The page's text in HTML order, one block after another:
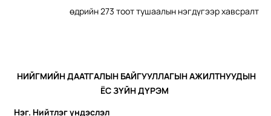
өдрийн 273 тоот тушаалын нэгдүгээр хавсралт
НИЙГМИЙН ДААТГАЛЫН БАЙГУУЛЛАГЫН АЖИЛТНУУДЫН
ЁС ЗҮЙН ДҮРЭМ
Нэг. Нийтлэг үндэслэл